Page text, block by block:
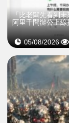
「比老闆先看到未
阿里千問辦公上
05/08/2026